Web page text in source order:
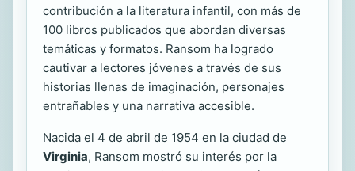
contribución a la literatura infantil, con más de
100 libros publicados que abordan diversas
temáticas y formatos. Ransom ha logrado
cautivar a lectores jóvenes a través de sus
historias llenas de imaginación, personajes
entrañables y una narrativa accesible.
Nacida el 4 de abril de 1954 en la ciudad de
Virginia, Ransom mostró su interés por la